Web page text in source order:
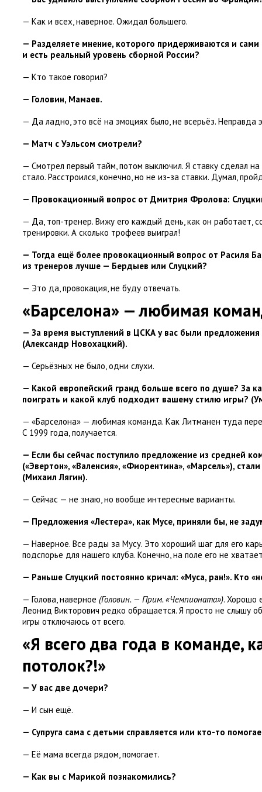
— Как и всех, наверное. Ожидал большего.
— Разделяете мнение, которого придерживаются и
и есть реальный уровень сборной России?
— Кто такое говорил?
— Головин, Мамаев.
— Да ладно, это всё на эмоциях было, не всерьёз. Неправда
— Матч с Уэльсом смотрели?
— Смотрел первый тайм, потом выключил. Я ставку сделал
стало. Расстроился, конечно, но не из-за ставки. Думал,
— Провокационный вопрос от Дмитрия Фролова:
— Да, топ-тренер. Вижу его каждый день, как он работает,
тренировки. А сколько трофеев выиграл!
— Тогда ещё более провокационный вопрос от Расиля
из тренеров лучше — Бердыев или Слуцкий?
— Это да, провокация, не буду отвечать.
«Барселона» — любимая
— За время выступлений в ЦСКА у вас были предложения
(Александр Новохацкий).
— Серьёзных не было, одни слухи.
— Какой европейский гранд больше всего по душе? За
поиграть и какой клуб подходит вашему стилю игры? (
— «Барселона» — любимая команда. Как Литманен туда
С 1999 года, получается.
— Если бы сейчас поступило предложение из средней
(«Эвертон», «Валенсия», «Фиорентина», «Марсель»),
(Михаил Лягин).
— Сейчас — не знаю, но вообще интересные варианты.
— Предложения «Лестера», как Мусе, приняли бы, не
— Наверное. Все рады за Мусу. Это хороший шаг для его
подспорье для нашего клуба. Конечно, на поле его не
— Раньше Слуцкий постоянно кричал: «Муса, ран!». Кто «
— Голова, наверное (Головин. — Прим. «Чемпионата»). Хорошо
Леонид Викторович редко обращается. Я просто не слышу
игры отключаюсь от всего.
«Я всего два года в команде,
потолок?!»
— У вас две дочери?
— И сын ещё.
— Супруга сама с детьми справляется или кто-то
— Её мама всегда рядом, помогает.
— Как вы с Марикой познакомились?